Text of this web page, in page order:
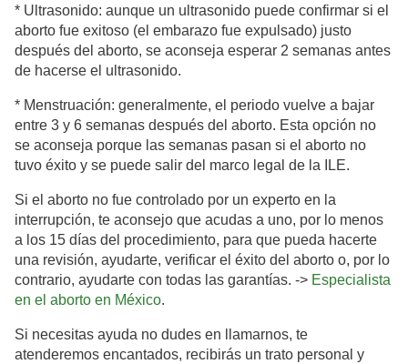
* Ultrasonido: aunque un ultrasonido puede confirmar si el
aborto fue exitoso (el embarazo fue expulsado) justo
después del aborto, se aconseja esperar 2 semanas antes
de hacerse el ultrasonido.
* Menstruación: generalmente, el periodo vuelve a bajar
entre 3 y 6 semanas después del aborto. Esta opción no
se aconseja porque las semanas pasan si el aborto no
tuvo éxito y se puede salir del marco legal de la ILE.
Si el aborto no fue controlado por un experto en la
interrupción, te aconsejo que acudas a uno, por lo menos
a los 15 días del procedimiento, para que pueda hacerte
una revisión, ayudarte, verificar el éxito del aborto o, por lo
contrario, ayudarte con todas las garantías. -> Especialista
en el aborto en México.
Si necesitas ayuda no dudes en llamarnos, te
atenderemos encantados, recibirás un trato personal y